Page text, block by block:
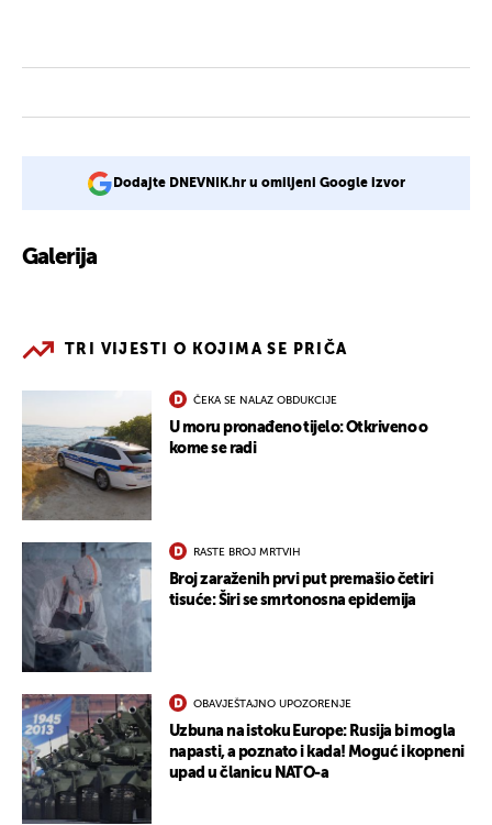
Dodajte DNEVNIK.hr u omiljeni Google izvor
Galerija
TRI VIJESTI O KOJIMA SE PRIČA
ČEKA SE NALAZ OBDUKCIJE
U moru pronađeno tijelo: Otkriveno o
kome se radi
RASTE BROJ MRTVIH
Broj zaraženih prvi put premašio četiri
tisuće: Širi se smrtonosna epidemija
OBAVJEŠTAJNO UPOZORENJE
Uzbuna na istoku Europe: Rusija bi mogla
napasti, a poznato i kada! Moguć i kopneni
upad u članicu NATO-a